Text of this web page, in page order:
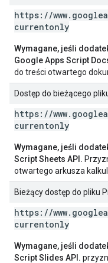
https: //www.
currentonly
Wymagane, jeśli
Google Apps Script
do treści otwartego
Dostęp do bieżącego
https: //www.
currentonly
Wymagane, jeśli
Script Sheets API.
otwartego arkusza
Bieżący dostęp do pliku
https: //www.
currentonly
Wymagane, jeśli
Script Slides API.